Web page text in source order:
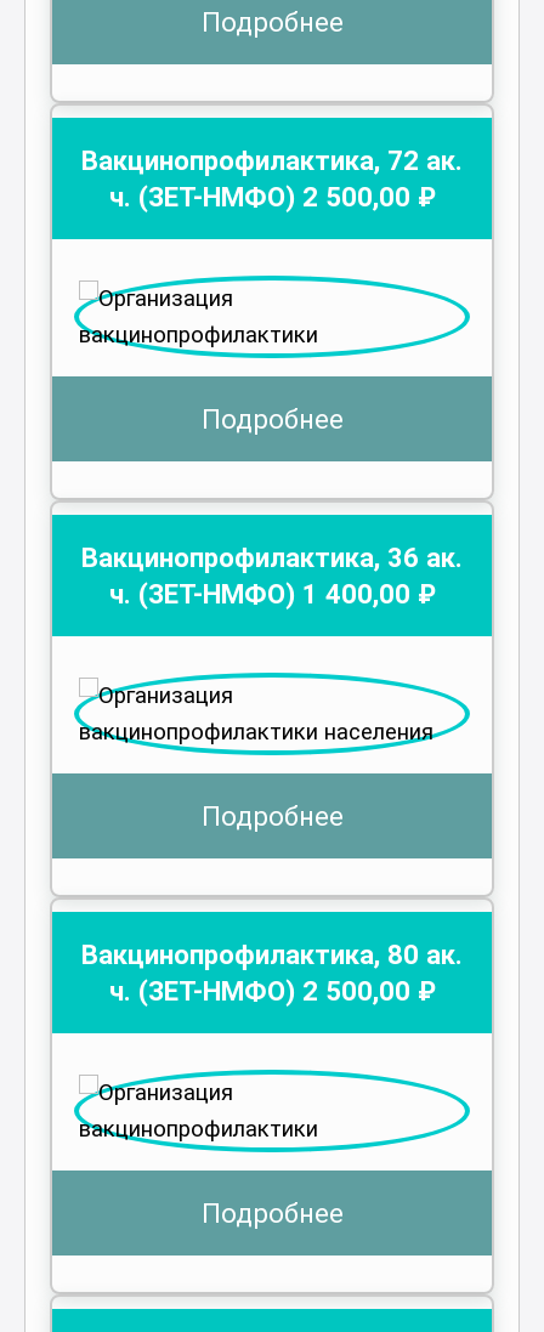
Подробнее
Вакцинопрофилактика, 72 ак.
ч. (ЗЕТ-НМФО) 2 500,00 ₽
Подробнее
Вакцинопрофилактика, 36 ак.
ч. (ЗЕТ-НМФО) 1 400,00 ₽
Подробнее
Вакцинопрофилактика, 80 ак.
ч. (ЗЕТ-НМФО) 2 500,00 ₽
Подробнее